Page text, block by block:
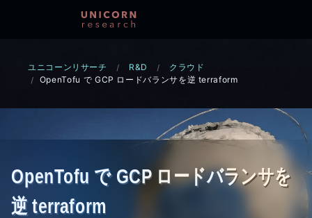
ユニコーンリサーチ R&D
クラウド
OpenTofu で GCP ロードバランサを逆 terraform
OpenTofu で GCP ロードバランサを
逆 terraform